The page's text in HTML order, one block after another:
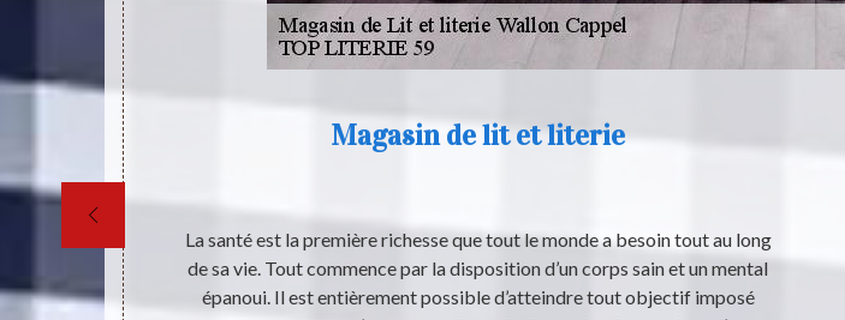
centres
Magasin de lit et literie
La santé est la première richesse que tout le monde a besoin tout au long
de sa vie. Tout commence par la disposition d’un corps sain et un mental
épanoui. Il est entièrement possible d’atteindre tout objectif imposé